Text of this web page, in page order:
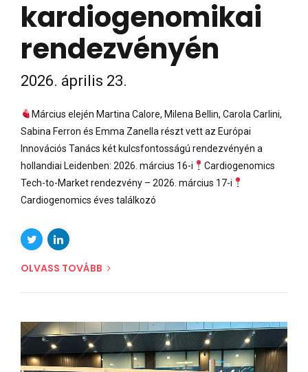
kardiogenomikai
rendezvényén
2026. április 23.
Március elején Martina Calore, Milena Bellin, Carola Carlini,
Sabina Ferron és Emma Zanella részt vett az Európai
Innovációs Tanács két kulcsfontosságú rendezvényén a
hollandiai Leidenben: 2026. március 16-i
Cardiogenomics
Tech-to-Market rendezvény – 2026. március 17-i
Cardiogenomics éves találkozó
OLVASS TOVÁBB